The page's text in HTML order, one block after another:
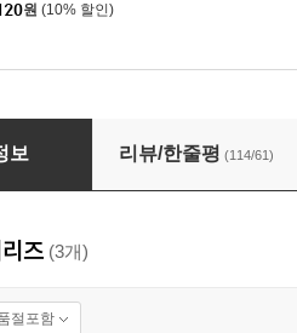
원 (10% 할인)
맞춤법 절대 안 틀리는 책 1
보 리뷰/한줄평 (114/61)
즈 (3개)
절포함